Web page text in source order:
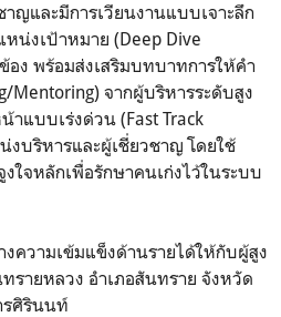
ญและมีการเวียนงานแบบเจาะลึก
น่งเป้าหมาย (Deep Dive
อง พร้อมส่งเสริมบทบาทการให้คำ
Mentoring) จากผู้บริหารระดับสูง
น้าแบบเร่งด่วน (Fast Track
งบริหารและผู้เชี่ยวชาญ โดยใช้
งใจหลักเพื่อรักษาคนเก่งไว้ในระบบ
งความเข้มแข็งด้านรายได้ให้กับผู้สูง
รายหลวง อำเภอสันทราย จังหวัด
รศิรินนท์